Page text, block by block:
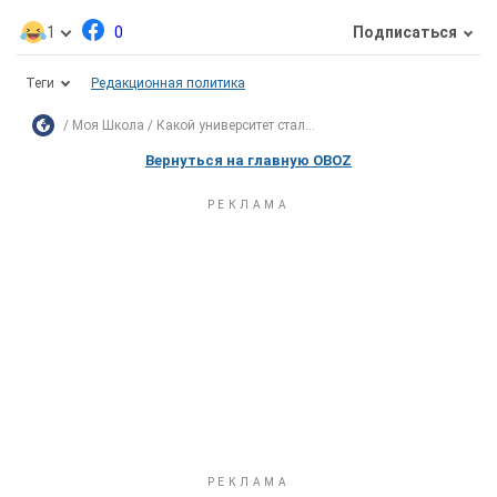
1 0 Подписаться
Теги Редакционная политика
Моя Школа Какой университет стал...
Вернуться на главную OBOZ